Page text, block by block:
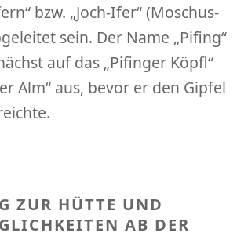
bzw. „Joch-Ifer“ (Moschus-
sein. Der Name „Pifing“
auf das „Pifinger Köpfl“
Alm“ aus, bevor er den Gipfel
ZUR HÜTTE UND
AB DER